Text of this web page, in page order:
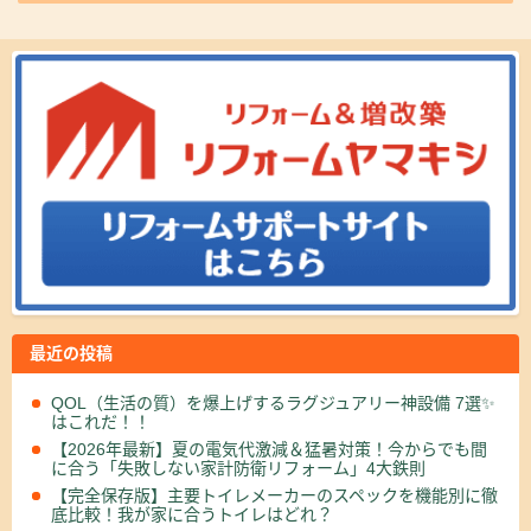
最近の投稿
QOL（生活の質）を爆上げするラグジュアリー神設備 7選✨
はこれだ！！
【2026年最新】夏の電気代激減＆猛暑対策！今からでも間
に合う「失敗しない家計防衛リフォーム」4大鉄則
【完全保存版】主要トイレメーカーのスペックを機能別に徹
底比較！我が家に合うトイレはどれ？